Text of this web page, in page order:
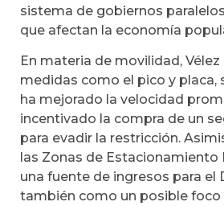
sistema de gobiernos
que afectan la economía
En materia de movilidad,
medidas como el pico y placa,
ha mejorado la velocidad
incentivado la compra de un
para evadir la restricción.
las Zonas de Estacionamiento
una fuente de ingresos para el
también como un posible foco